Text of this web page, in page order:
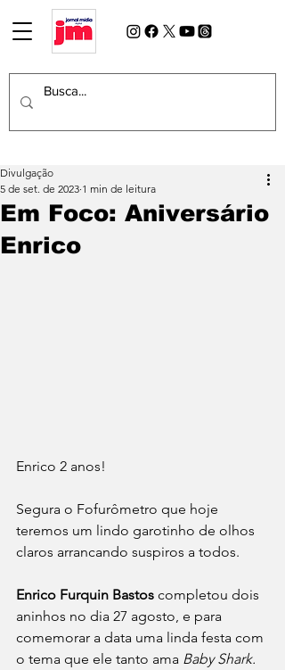
Em Foco: Aniversário
Enrico
Divulgação
5 de set. de 2023 1 min de leitura
Enrico 2 anos!
Segura o Fofurômetro que hoje
teremos um lindo garotinho de olhos
claros arrancando suspiros a todos.
Enrico Furquin Bastos completou dois
aninhos no dia 27 agosto, e para
comemorar a data uma linda festa com
o tema que ele tanto ama Baby Shark.